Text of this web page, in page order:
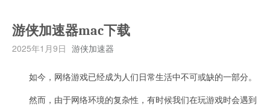
游侠加速器mac下载
2025年1月9日 游侠加速器
如今，网络游戏已经成为人们日常生活中不可或缺的一部分。
然而，由于网络环境的复杂性，有时候我们在玩游戏时会遇到